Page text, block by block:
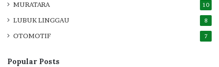
MURATARA 10
LUBUK LINGGAU 8
OTOMOTIF 7
Popular Posts